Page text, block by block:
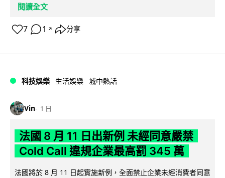
閱讀全文
7 1 ↗ 分享
科技娛樂 生活娛樂 城中熱話
Vin 1 日
法國 8 月 11 日出新例 未經同意嚴禁
Cold Call 違規企業最高罰 345 萬
法國將於 8 月 11 日起實施新例，全面禁止企業未經消費者同意